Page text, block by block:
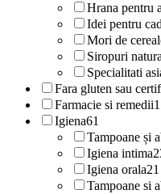
Hrana pentru
Idei pentru
Mori de
Siropuri
Specialitati
Fara gluten sau
Farmacie si remedii
Igiena61
Tampoane și
Igiena intima
Igiena orala21
Tampoane si